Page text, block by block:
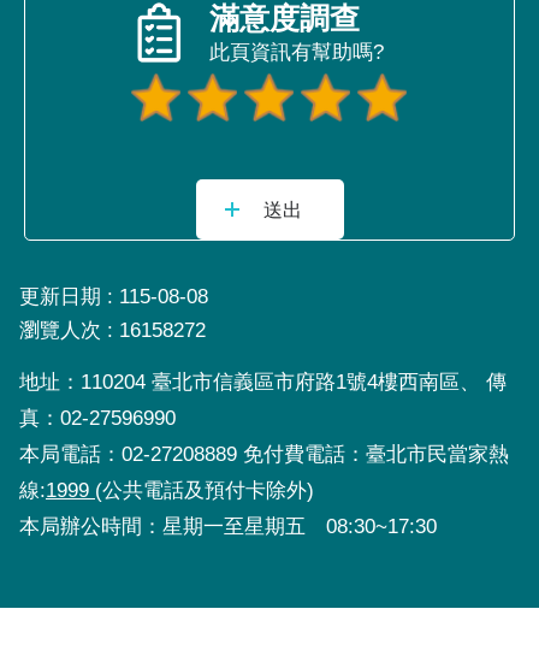
滿意度調查
此頁資訊有幫助嗎?
更新日期
115-08-08
瀏覽人次
16158272
地址：110204 臺北市信義區市府路1號4樓西南區、 傳
真：02-27596990
本局電話：02-27208889 免付費電話：臺北市民當家熱
線:1999 (公共電話及預付卡除外)
本局辦公時間：星期一至星期五 08:30~17:30